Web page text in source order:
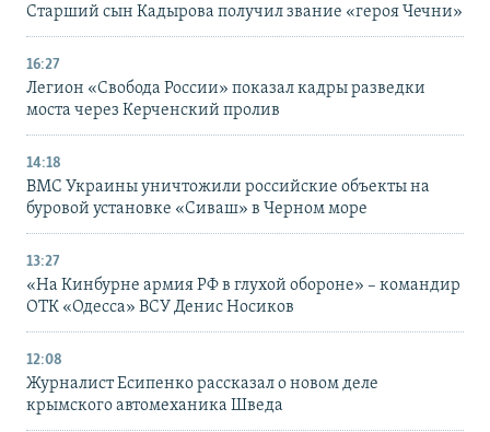
Старший сын Кадырова получил звание «героя Чечни»
16:27
Легион «Свобода России» показал кадры разведки
моста через Керченский пролив
14:18
ВМС Украины уничтожили российские объекты на
буровой установке «Сиваш» в Черном море
13:27
«На Кинбурне армия РФ в глухой обороне» – командир
ОТК «Одесса» ВСУ Денис Носиков
12:08
Журналист Есипенко рассказал о новом деле
крымского автомеханика Шведа